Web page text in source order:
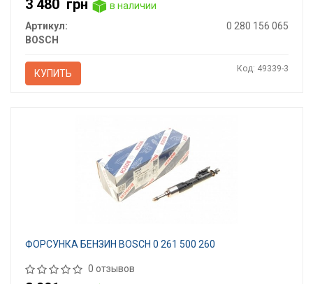
3 480 грн
в наличии
Артикул:
0 280 156 065
BOSCH
КУПИТЬ Код: 49339-3
ФОPСУНКА БЕНЗИН BOSCH 0 261 500 260
0 отзывов